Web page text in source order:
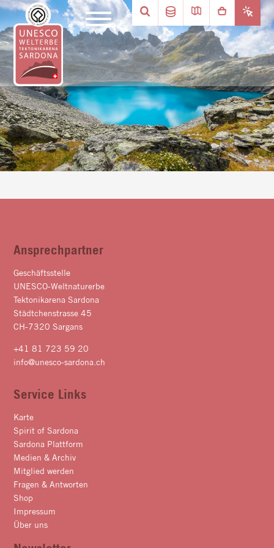
Ansprechpartner
Geschäftsstelle
UNESCO-Weltnaturerbe
Tektonikarena Sardona
Städtchenstrasse 45
CH-7320 Sargans
+41 81 723 59 20
info@unesco-sardona.ch
Service Links
Karte
Spirit of Sardona
Sardona Plattform
Medien & Archiv
Mitglied werden
Fragen & Antworten
Shop
Impressum
Über uns